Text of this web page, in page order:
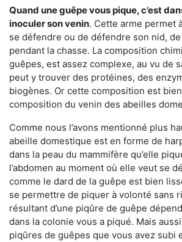
Quand une guêpe vous pique, c’est
inoculer son venin. Cette arme permet
se défendre ou de défendre son nid,
pendant la chasse. La composition
guêpes, est assez complexe, au vu de
peut y trouver des protéines, des
biogènes. Or cette composition est
composition du venin des abeilles
Comme nous l’avons mentionné plus
abeille domestique est en forme de
dans la peau du mammifère qu’elle
l’abdomen au moment où elle veut se
comme le dard de la guêpe est bien
se permettre de piquer à volonté sans
résultant d’une piqûre de guêpe
dans la colonie vous a piqué. Mais
piqûres de guêpes que vous avez subi